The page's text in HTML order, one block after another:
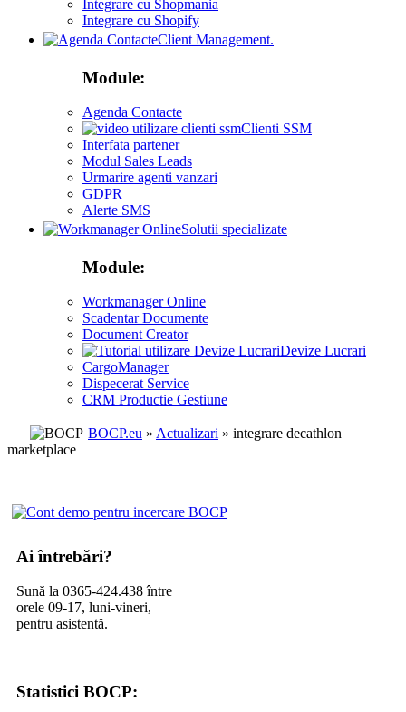
Integrare cu Shopmania
Integrare cu Shopify
Client Management.
Module:
Agenda Contacte
Clienti SSM
Interfata partener
Modul Sales Leads
Urmarire agenti vanzari
GDPR
Alerte SMS
Solutii specializate
Module:
Workmanager Online
Scadentar Documente
Document Creator
Devize Lucrari
CargoManager
Dispecerat Service
CRM Productie Gestiune
BOCP.eu » Actualizari » integrare decathlon
marketplace
Ai întrebări?
Sună la 0365-424.438 între
orele 09-17, luni-vineri,
pentru asistentă.
Statistici BOCP: